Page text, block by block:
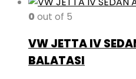
0 out of 5
VW JETTA IV
BALATASI